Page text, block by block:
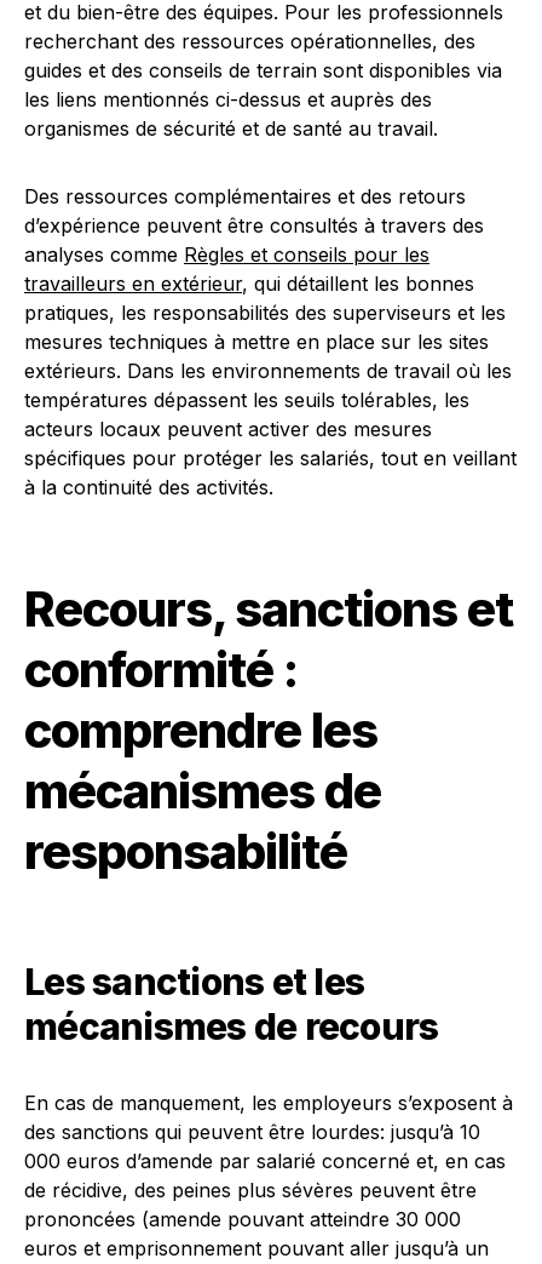
et du bien-être des équipes. Pour les professionnels
recherchant des ressources opérationnelles, des
guides et des conseils de terrain sont disponibles via
les liens mentionnés ci-dessus et auprès des
organismes de sécurité et de santé au travail.
Des ressources complémentaires et des retours
d’expérience peuvent être consultés à travers des
analyses comme Règles et conseils pour les
travailleurs en extérieur, qui détaillent les bonnes
pratiques, les responsabilités des superviseurs et les
mesures techniques à mettre en place sur les sites
extérieurs. Dans les environnements de travail où les
températures dépassent les seuils tolérables, les
acteurs locaux peuvent activer des mesures
spécifiques pour protéger les salariés, tout en veillant
à la continuité des activités.
Recours, sanctions et
conformité :
comprendre les
mécanismes de
responsabilité
Les sanctions et les
mécanismes de recours
En cas de manquement, les employeurs s’exposent à
des sanctions qui peuvent être lourdes: jusqu’à 10
000 euros d’amende par salarié concerné et, en cas
de récidive, des peines plus sévères peuvent être
prononcées (amende pouvant atteindre 30 000
euros et emprisonnement pouvant aller jusqu’à un